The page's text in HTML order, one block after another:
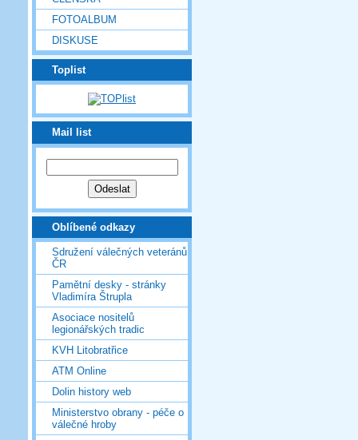
FOTOALBUM
DISKUSE
Toplist
Mail list
Oblíbené odkazy
Sdružení válečných veteránů
ČR
Pamětní desky - stránky
Vladimíra Štrupla
Asociace nositelů
legionářských tradic
KVH Litobratřice
ATM Online
Dolin history web
Ministerstvo obrany - péče o
válečné hroby